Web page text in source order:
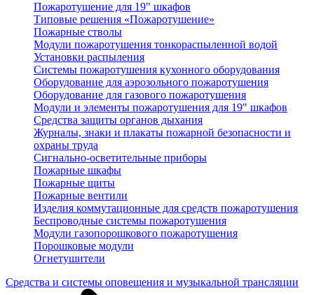
Пожаротушение для 19" шкафов
Типовые решения «Пожаротушение»
Пожарные стволы
Модули пожаротушения тонкораспыленной водой
Установки распыления
Системы пожаротушения кухонного оборудования
Оборудование для аэрозольного пожаротушения
Оборудование для газового пожаротушения
Модули и элементы пожаротушения для 19" шкафов
Средства защиты органов дыхания
Журналы, знаки и плакаты пожарной безопасности и
охраны труда
Сигнально-осветительные приборы
Пожарные шкафы
Пожарные щиты
Пожарные вентили
Изделия коммутационные для средств пожаротушения
Беспроводные системы пожаротушения
Модули газопорошкового пожаротушения
Порошковые модули
Огнетушители
Средства и системы оповещения и музыкальной трансляции